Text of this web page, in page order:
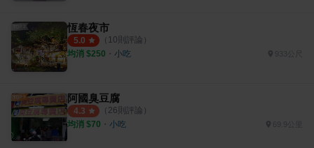
恆春夜市
5.0 （ 10則評論）
均消 $250 ・ 小吃
阿國臭豆腐
4.3 （ 26則評論）
均消 $70 ・ 小吃 69.9公里